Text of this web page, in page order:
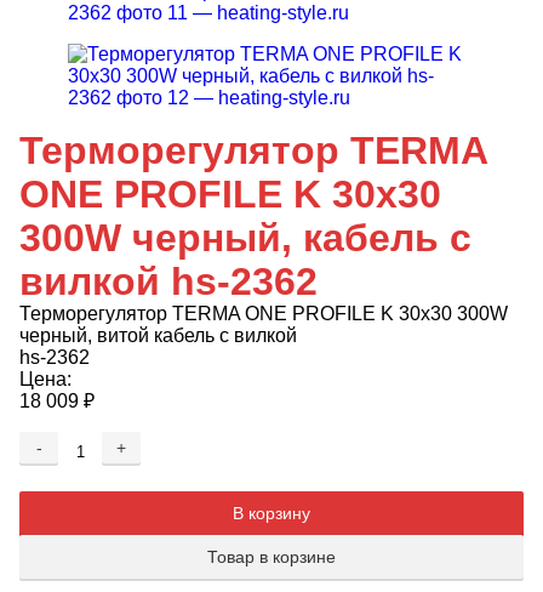
Терморегулятор TERMA
ONE PROFILE K 30x30
300W черный, кабель с
вилкой hs-2362
Терморегулятор TERMA ONE PROFILE K 30x30 300W
черный, витой кабель с вилкой
hs-2362
Цена:
18 009 ₽
-
+
В корзину
Товар в корзине